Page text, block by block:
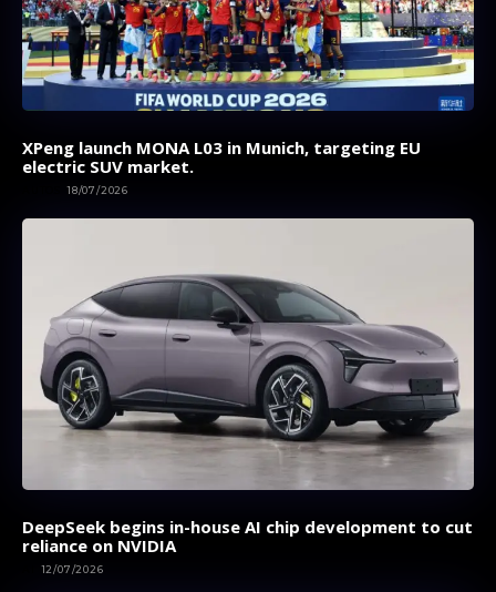
XPeng launch MONA L03 in Munich, targeting EU
electric SUV market.
18/07/2026
DeepSeek begins in-house AI chip development to cut
reliance on NVIDIA
12/07/2026